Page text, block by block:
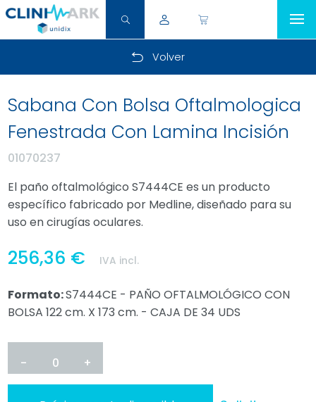
Volver
Sabana Con Bolsa Oftalmologica
Fenestrada Con Lamina Incisión
01070237
El paño oftalmológico S7444CE es un producto
específico fabricado por Medline, diseñado para su
uso en cirugías oculares.
256,36 € IVA incl.
Formato:S7444CE - PAÑO OFTALMOLÓGICO CON
BOLSA 122 cm. X 173 cm. - CAJA DE 34 UDS
- 0 +